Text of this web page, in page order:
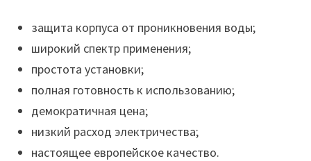
защита корпуса от проникновения воды;
широкий спектр применения;
простота установки;
полная готовность к использованию;
демократичная цена;
низкий расход электричества;
настоящее европейское качество.